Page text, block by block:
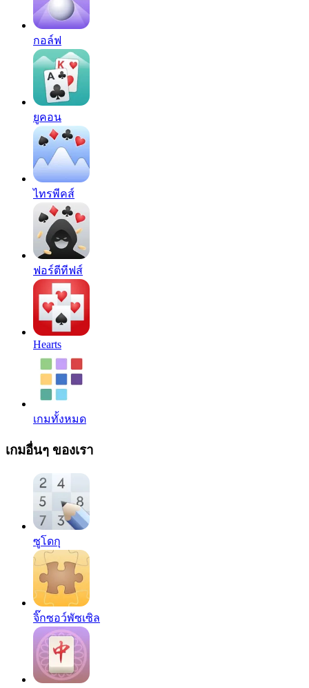
กอล์ฟ
ยูคอน
ไทรพีคส์
ฟอร์ตีทีฟส์
Hearts
เกมทั้งหมด
เกมอื่นๆ ของเรา
ซูโดกุ
จิ๊กซอว์พัซเซิล